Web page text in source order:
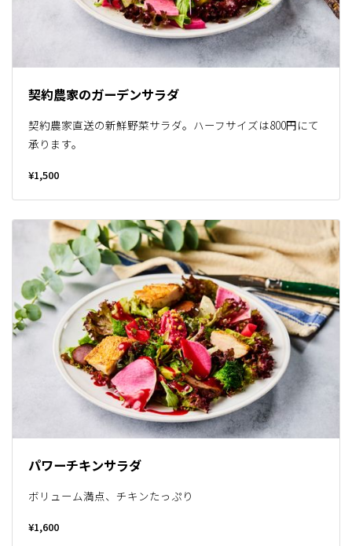
契約農家のガーデンサラダ
契約農家直送の新鮮野菜サラダ。ハーフサイズは800円にて
承ります。
¥1,500
パワーチキンサラダ
ボリューム満点、チキンたっぷり
¥1,600